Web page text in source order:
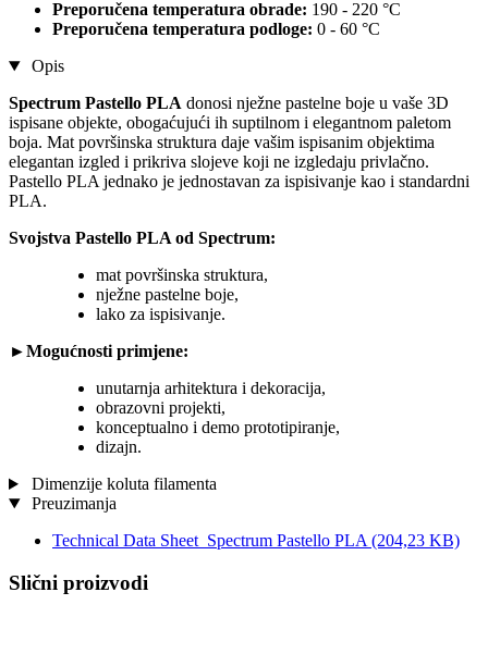
Preporučena temperatura obrade: 190 - 220 °C
Preporučena temperatura podloge: 0 - 60 °C
Opis
Spectrum Pastello PLA donosi nježne pastelne boje u vaše 3D
ispisane objekte, obogaćujući ih suptilnom i elegantnom paletom
boja. Mat površinska struktura daje vašim ispisanim objektima
elegantan izgled i prikriva slojeve koji ne izgledaju privlačno.
Pastello PLA jednako je jednostavan za ispisivanje kao i standardni
PLA.
Svojstva Pastello PLA od Spectrum:
mat površinska struktura,
nježne pastelne boje,
lako za ispisivanje.
►Mogućnosti primjene:
unutarnja arhitektura i dekoracija,
obrazovni projekti,
konceptualno i demo prototipiranje,
dizajn.
Dimenzije koluta filamenta
Preuzimanja
Technical Data Sheet_Spectrum Pastello PLA (204,23 KB)
Slični proizvodi